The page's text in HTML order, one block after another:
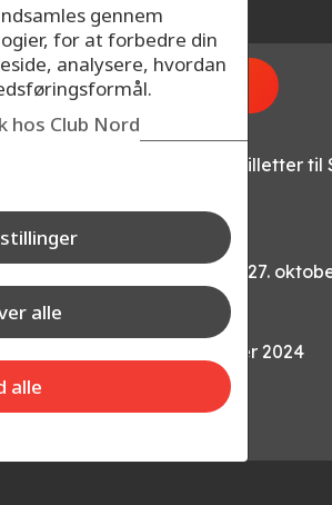
Læs om oplevelsen
Gevinst:
Vi finder en vinder á 2 billetter til
Konkurrenceperiode:
Til og med søndag den 27.
Vi finder en vinder:
Mandag den 28. oktober 2024
gennem
for at forbedre din
analysere, hvordan
hos Club Nord
alle
alle